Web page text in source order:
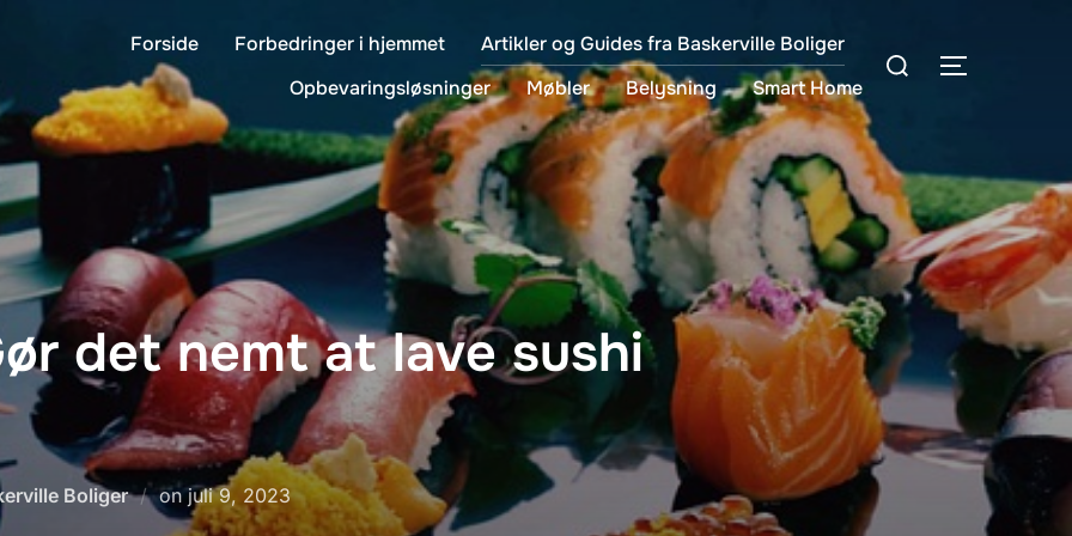
Forside Forbedringer i hjemmet
Artikler og Guides fra Baskerville Boliger
Opbevaringsløsninger
Møbler Belysning Smart Home
Søg
SLÅ
det nemt at lave sushi
Boliger onUdgivet
d.
juli 9, 2023